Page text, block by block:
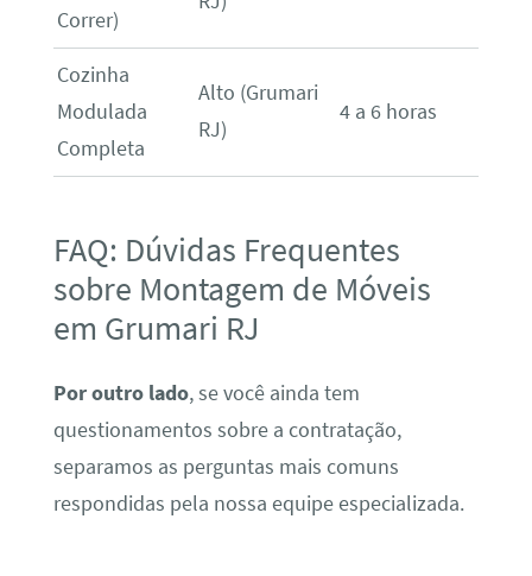
Correr)
Cozinha
Modulada
Completa
Alto (Grumari
RJ)
4 a 6 horas
FAQ: Dúvidas Frequentes
sobre Montagem de Móveis
em Grumari RJ
Por outro lado, se você ainda tem
questionamentos sobre a contratação,
separamos as perguntas mais comuns
respondidas pela nossa equipe especializada.